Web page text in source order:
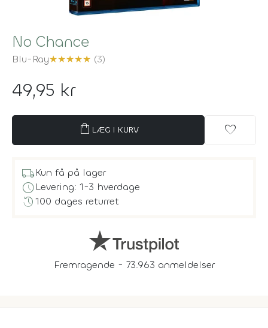
No Chance
Blu-Ray★★★★★ (3)
49,95 kr
shopping_bag LÆG I KURV favorite
local_shippingKun få på lager
scheduleLevering: 1-3 hverdage
history100 dages returret
Fremragende - 73.963 anmeldelser